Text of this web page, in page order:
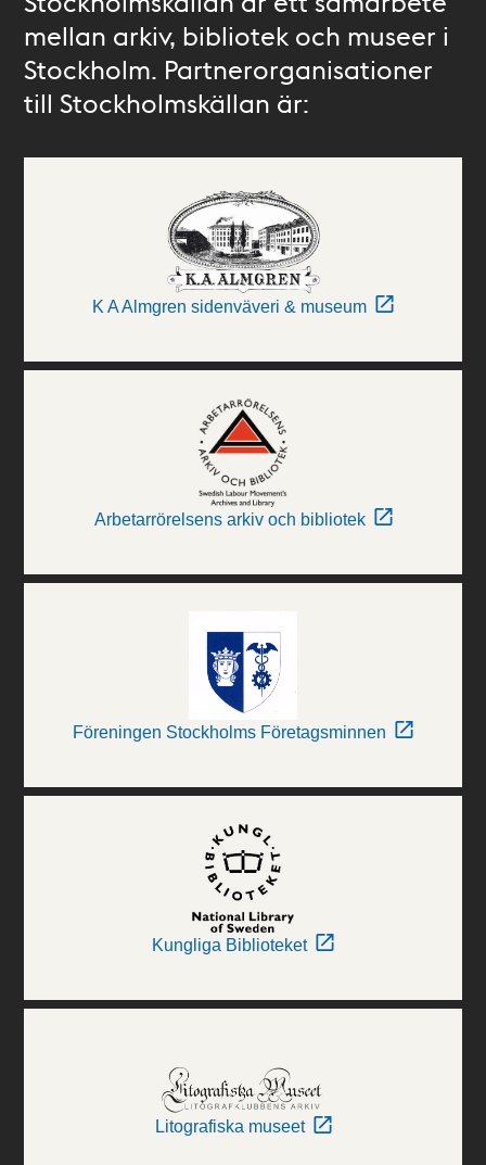
mellan arkiv, bibliotek och museer i
Stockholm. Partnerorganisationer
till Stockholmskällan är:
K A Almgren sidenväveri & museum
Arbetarrörelsens arkiv och bibliotek
Föreningen Stockholms Företagsminnen
Kungliga Biblioteket
Litografiska museet